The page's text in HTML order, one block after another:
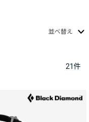
並べ替え
21件